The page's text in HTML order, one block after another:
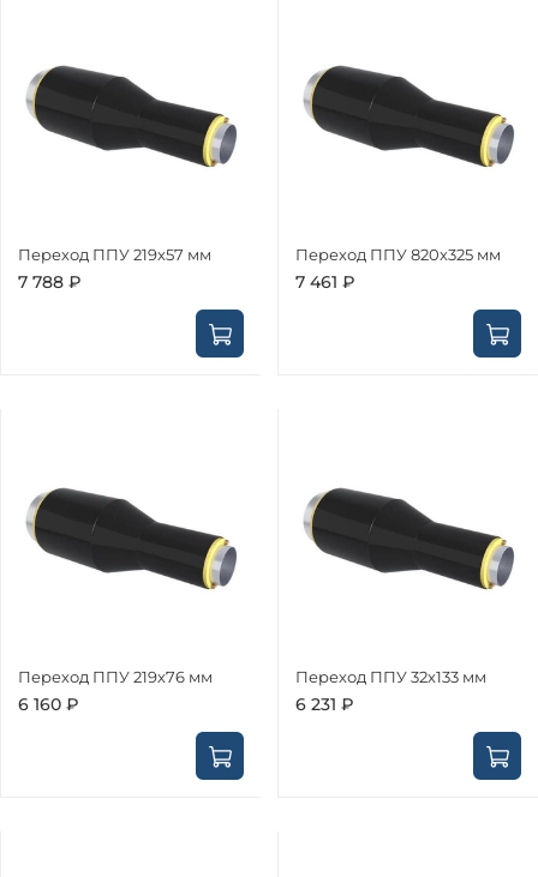
Переход ППУ 219х57 мм
7 788 ₽
Переход ППУ 820х325 мм
7 461 ₽
Переход ППУ 219х76 мм
6 160 ₽
Переход ППУ 32х133 мм
6 231 ₽